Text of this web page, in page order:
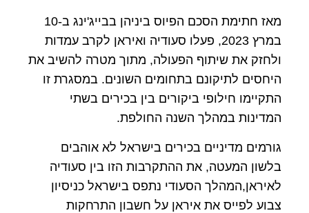
מאז חתימת הסכם הפיוס ביניהן בבייג'ינג ב-10
במרץ 2023, פעלו סעודיה ואיראן לקרב עמדות
ולחזק את שיתוף הפעולה, מתוך מטרה להשיב את
היחסים לתיקונם בתחומים השונים. במסגרת זו
התקיימו חילופי ביקורים בין בכירים בשתי
המדינות במהלך השנה החולפת.
גורמים מדיניים בכירים בישראל לא אוהבים
בלשון המעטה, את ההתקרבות הזו בין סעודיה
לאיראן,המהלך הסעודי נתפס בישראל כניסיון
צבוע לפייס את איראן על חשבון התרחקות